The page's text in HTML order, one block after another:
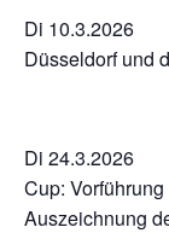
Di 10.3.2026
Düsseldorf und
Di 24.3.2026
Cup:
Auszeichnung